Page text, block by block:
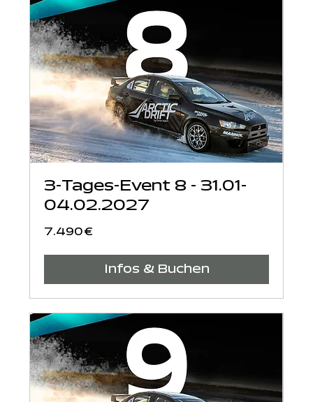
3-Tages-Event 8 - 31.01-
04.02.2027
7.490
Euro
7.490 €
Infos & Buchen